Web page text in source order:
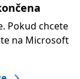
Pokud chcete
na Microsoft